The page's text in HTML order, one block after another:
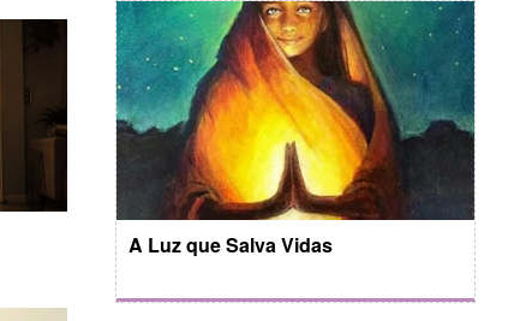
A Luz que Salva Vidas